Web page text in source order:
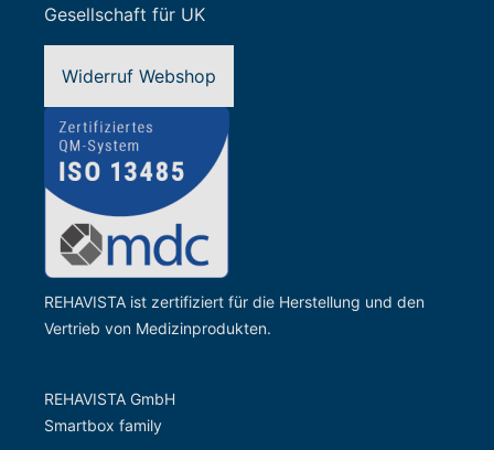
Gesellschaft für UK
Widerruf Webshop
REHAVISTA ist zertifiziert für die Herstellung und den
Vertrieb von Medizinprodukten.
REHAVISTA GmbH
Smartbox family